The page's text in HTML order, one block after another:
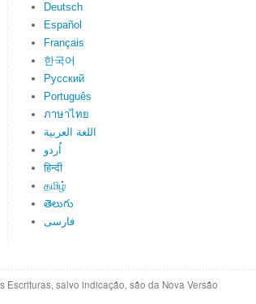
Deutsch
Español
Français
한국어
Русский
Português
ภาษาไทย
اللغة العربية
اُردو
हिन्दी
தமிழ்
తెలుగు
فارسی
Escrituras, salvo indicação, são da Nova Versão